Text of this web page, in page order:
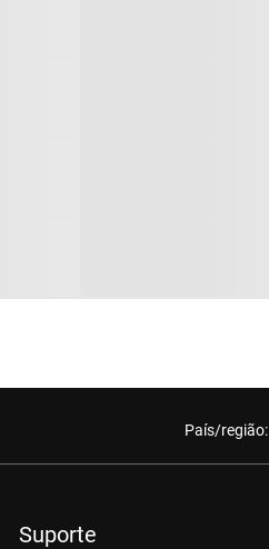
País/região:
Suporte